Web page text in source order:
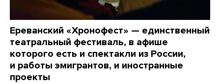
Ереванский «Хронофест» — единственный
театральный фестиваль, в афише
которого есть и спектакли из России,
и работы эмигрантов, и иностранные
проекты